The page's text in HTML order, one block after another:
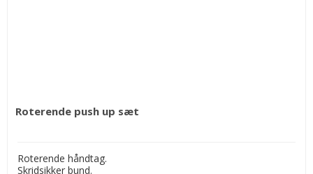
Roterende push up sæt
Roterende håndtag.
Skridsikker bund.